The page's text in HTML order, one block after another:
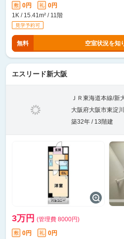
敷 0円 礼
0円
1K / 15.41m² / 11階
無料 空室状況を知
エスリード新大阪
ＪＲ東海道本線/新
大阪府大阪市東淀
築32年 / 13階建
3万円 (管理費 8000円)
敷 0円 礼
0円